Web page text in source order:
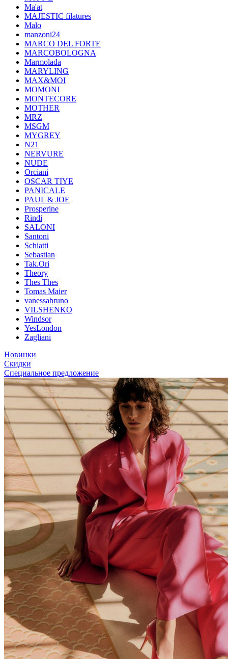
Ma'at
MAJESTIC filatures
Malo
manzoni24
MARCO DEL FORTE
MARCOBOLOGNA
Marmolada
MARYLING
MAX&MOI
MOMONI
MONTECORE
MOTHER
MRZ
MSGM
MYGREY
N21
NERVURE
NUDE
Orciani
OSCAR TIYE
PANICALE
PAUL & JOE
Prosperine
Rindi
SALONI
Santoni
Schiatti
Sebastian
Tak.Ori
Theory
Thes Thes
Tomas Maier
vanessabruno
VILSHENKO
Windsor
YesLondon
Zagliani
Новинки
Скидки
Специальное предложение